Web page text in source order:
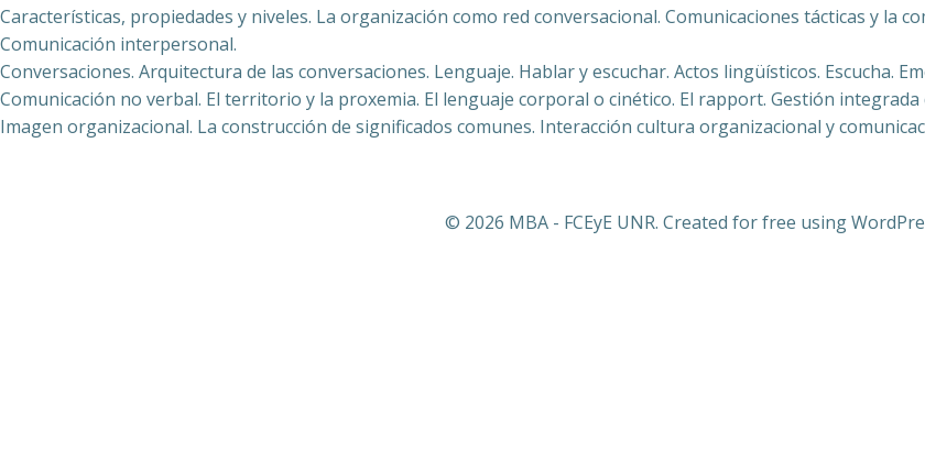
Características, propiedades y niveles. La organización como red conversacional. Comunicaciones tácticas y la
Comunicación interpersonal.
Conversaciones. Arquitectura de las conversaciones. Lenguaje. Hablar y escuchar. Actos lingüísticos. Escucha.
Comunicación no verbal. El territorio y la proxemia. El lenguaje corporal o cinético. El rapport. Gestión
Imagen organizacional. La construcción de significados comunes. Interacción cultura organizacional y
© 2026 MBA - FCEyE UNR. Created for free using